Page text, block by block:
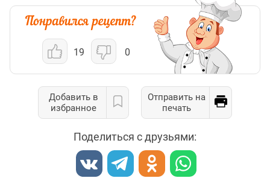
19 0
Добавить в
избранное
Отправить на
печать
Поделиться с друзьями: